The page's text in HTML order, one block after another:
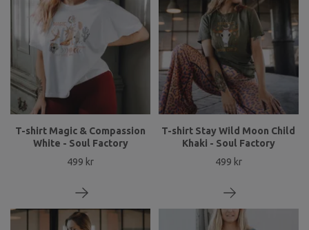
T-shirt Magic & Compassion
White - Soul Factory
499 kr
T-shirt Stay Wild Moon Child
Khaki - Soul Factory
499 kr